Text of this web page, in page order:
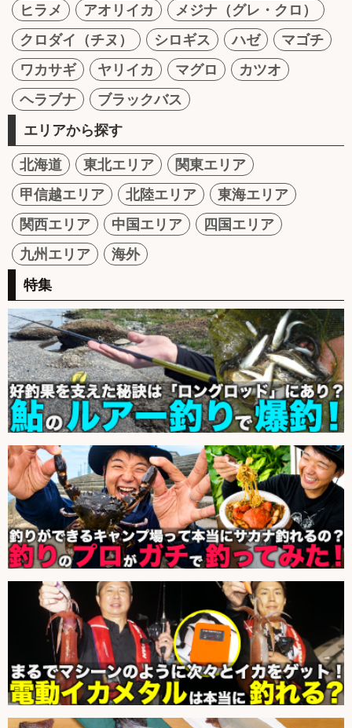
ヒラメ
アオリイカ
メジナ（グレ・クロ）
クロダイ（チヌ）
シロギス ハゼ
マゴチ
ワカサギ
ヤリイカ マグロ
カツオ
ヘラブナ
ブラックバス
エリアから探す
北海道 東北エリア
関東エリア
甲信越エリア
北陸エリア
東海エリア
関西エリア
中国エリア
四国エリア
九州エリア
海外
特集